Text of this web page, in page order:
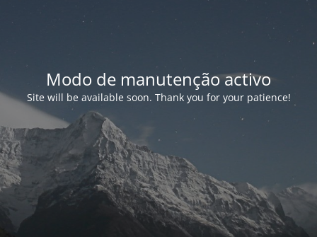
Modo de manutenção activo
Site will be available soon. Thank you for your patience!